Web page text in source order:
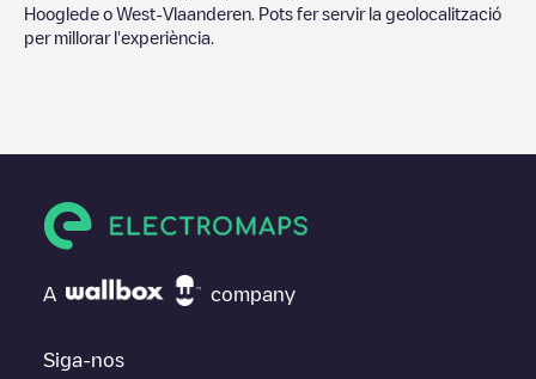
Hooglede o West-Vlaanderen . Pots fer servir la geolocalització
per millorar l'experiència.
A company
Siga-nos